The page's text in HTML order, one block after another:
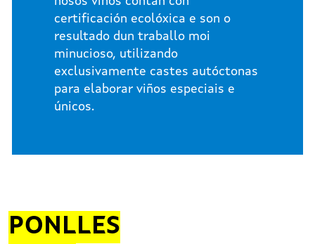
certificación ecolóxica e son o
resultado dun traballo moi
minucioso, utilizando
exclusivamente castes autóctonas
para elaborar viños especiais e
únicos.
PONLLES